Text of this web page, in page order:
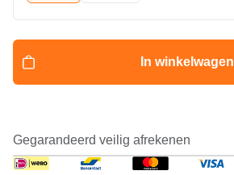
In winkelwagen
Gegarandeerd veilig afrekenen